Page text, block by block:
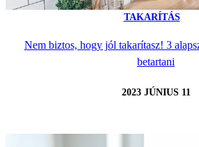
TAKARÍTÁS
Nem biztos, hogy jól takarítasz! 3
betartani
2023 JÚNIUS 11